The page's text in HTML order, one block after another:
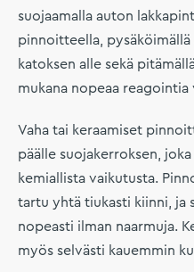
suojaamalla auton
pinnoitteella,
katoksen alle sekä
mukana nopeaa reagointia
Vaha tai keraamiset
päälle suojakerroksen,
kemiallista vaikutusta.
tartu yhtä tiukasti kiinni, ja
nopeasti ilman naarmuja.
myös selvästi kauemmin